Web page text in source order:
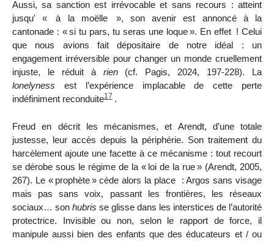
Aussi, sa sanction est irrévocable et sans recours : atteint
jusqu' «
à la moëlle
», son avenir est annoncé à la
cantonade : «si tu pars, tu seras une loque». En effet ! Celui
que nous avions fait dépositaire de notre idéal : un
engagement irréversible pour changer un monde cruellement
injuste, le réduit à rien(cf. Pagis, 2024, 197-228). La
lonelyness est l’expérience implacable de cette perte
indéfiniment reconduite17 .
Freud en décrit les mécanismes, et Arendt, d’une totale
justesse, leur accès depuis la périphérie. Son traitement du
harcèlement ajoute une facette à ce mécanisme : tout recourt
se dérobe sous le régime de la « loi de la rue» (Arendt, 2005,
267). Le « prophète» cède alors la place : Argos sans visage
mais pas sans voix, passant les frontières, les réseaux
sociaux… son hubris se glisse dans les interstices de l’autorité
protectrice. Invisible ou non, selon le rapport de force, il
manipule aussi bien des enfants que des éducateurs et / ou